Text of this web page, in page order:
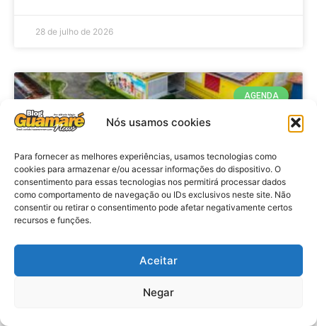
Nós usamos cookies
Para fornecer as melhores experiências, usamos tecnologias como
cookies para armazenar e/ou acessar informações do dispositivo. O
consentimento para essas tecnologias nos permitirá processar dados
como comportamento de navegação ou IDs exclusivos neste site. Não
consentir ou retirar o consentimento pode afetar negativamente certos
recursos e funções.
Aceitar
Negar
28 de julho de 2026
AGENDA
Agenda: 10ª Mostra Pedagógica
da Casa Durval Paiva acontecerá
nesta quarta-feira (29)